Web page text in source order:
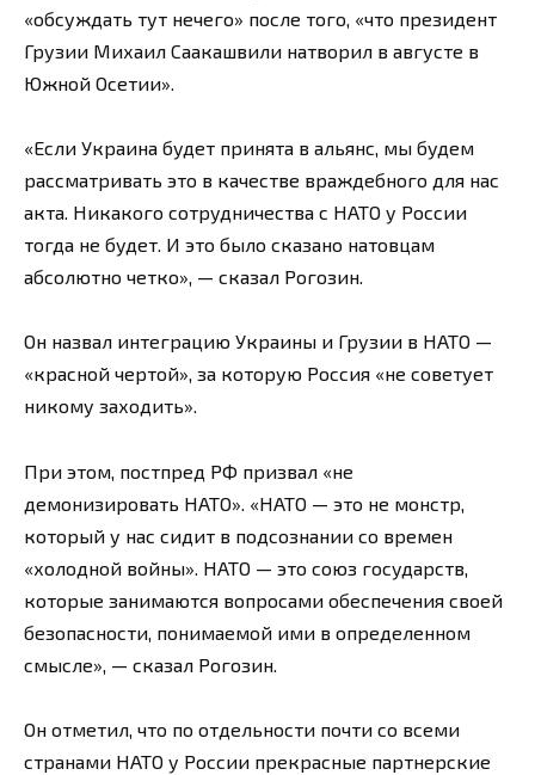
«обсуждать тут нечего» после того, «что президент
Грузии Михаил Саакашвили натворил в августе в
Южной Осетии».
«Если Украина будет принята в альянс, мы будем
рассматривать это в качестве враждебного для нас
акта. Никакого сотрудничества с НАТО у России
тогда не будет. И это было сказано натовцам
абсолютно четко», — сказал Рогозин.
Он назвал интеграцию Украины и Грузии в НАТО —
«красной чертой», за которую Россия «не советует
никому заходить».
При этом, постпред РФ призвал «не
демонизировать НАТО». «НАТО — это не монстр,
который у нас сидит в подсознании со времен
«холодной войны». НАТО — это союз государств,
которые занимаются вопросами обеспечения своей
безопасности, понимаемой ими в определенном
смысле», — сказал Рогозин.
Он отметил, что по отдельности почти со всеми
странами НАТО у России прекрасные партнерские